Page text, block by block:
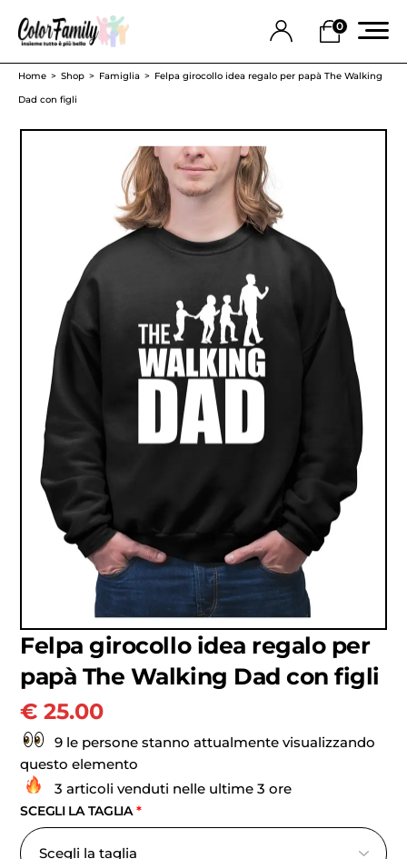
0
Home Shop Famiglia
Felpa girocollo idea regalo per papà The Walking
Dad con figli
Felpa girocollo idea regalo per
papà The Walking Dad con figli
€ 25.00
9 le persone stanno attualmente visualizzando
questo elemento
3 articoli venduti nelle ultime 3 ore
SCEGLI LA TAGLIA*